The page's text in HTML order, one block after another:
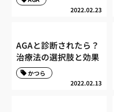
2022.02.23
AGAと診断されたら？
治療法の選択肢と効果
2022.02.13
かつら